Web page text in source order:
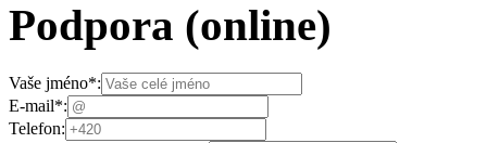
Podpora (online)
Vaše jméno*:
E-mail*:
Telefon: